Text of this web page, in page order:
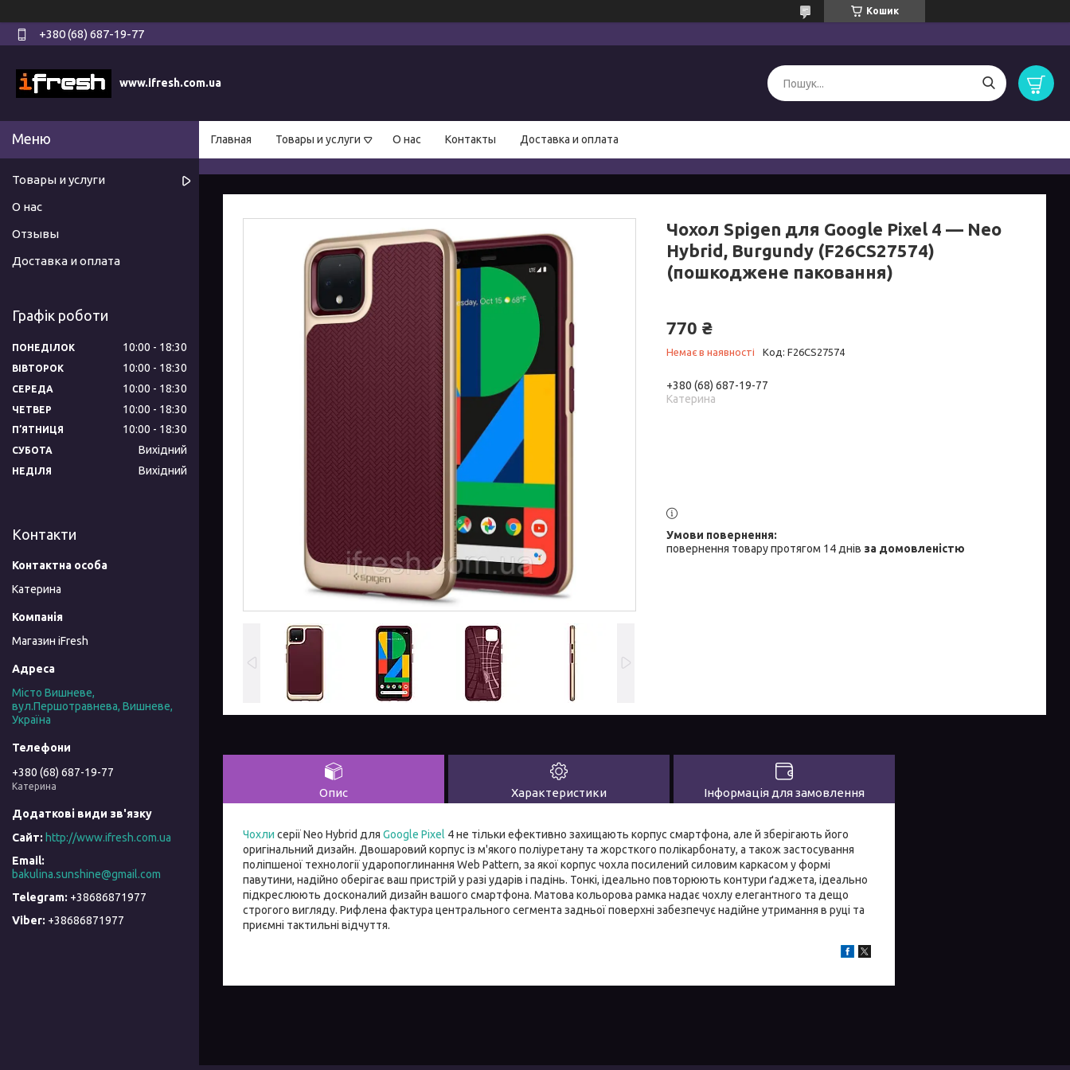
Кошик
+380 (68) 687-19-77
www.ifresh.com.ua
Главная Товары и услуги О нас Контакты Доставка и оплата
Чохол Spigen для Google Pixel 4 — Neo
Hybrid, Burgundy (F26CS27574)
(пошкоджене паковання)
770 ₴
Немає в наявності Код: F26CS27574
+380 (68) 687-19-77
Катерина
повернення товару протягом 14 днів за домовленістю
Опис Характеристики Інформація для замовлення
Чохли серії Neo Hybrid для Google Pixel 4 не тільки ефективно захищають корпус смартфона, але й зберігають його
оригінальний дизайн. Двошаровий корпус із м'якого поліуретану та жорсткого полікарбонату, а також застосування
поліпшеної технології ударопоглинання Web Pattern, за якої корпус чохла посилений силовим каркасом у формі
павутини, надійно оберігає ваш пристрій у разі ударів і падінь. Тонкі, ідеально повторюють контури ґаджета, ідеально
підкреслюють досконалий дизайн вашого смартфона. Матова кольорова рамка надає чохлу елегантного та дещо
строгого вигляду. Рифлена фактура центрального сегмента задньої поверхні забезпечує надійне утримання в руці та
приємні тактильні відчуття.
Товары и услуги
О нас
Отзывы
Доставка и оплата
Графік роботи
ПОНЕДІЛОК 10:00 18:30
ВІВТОРОК 10:00 18:30
СЕРЕДА 10:00 18:30
ЧЕТВЕР 10:00 18:30
ПʼЯТНИЦЯ 10:00 18:30
СУБОТА Вихідний
НЕДІЛЯ Вихідний
Контакти
Катерина
Магазин iFresh
Місто Вишневе,
вул.Першотравнева, Вишневе,
Україна
+380 (68) 687-19-77
Катерина
http://www.ifresh.com.ua
bakulina.sunshine@gmail.com
+38686871977
+38686871977